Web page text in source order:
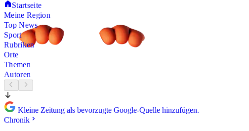
Startseite
Meine Region
Top News
Sport
Rubriken
Orte
Themen
Autoren
Kleine Zeitung als bevorzugte Google-Quelle hinzufügen.
Chronik